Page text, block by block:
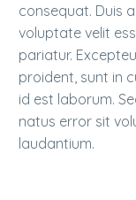
consequat. Duis
voluptate velit
pariatur.
proident, sunt in
id est laborum.
natus error sit
laudantium.